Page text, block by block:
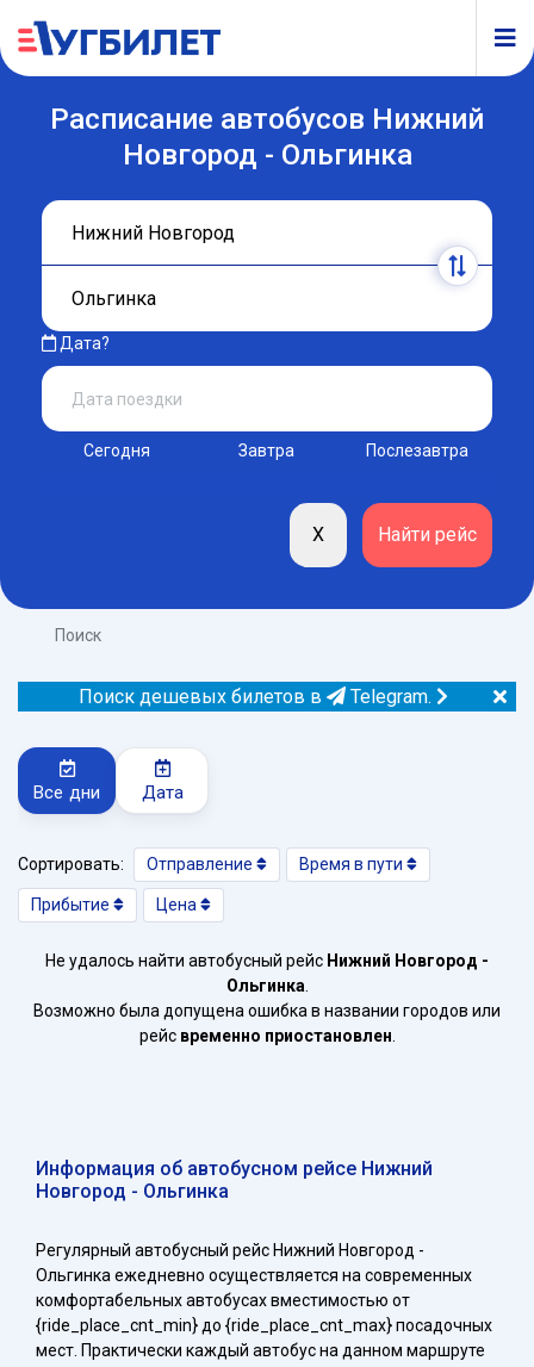
Расписание автобусов Нижний
Новгород - Ольгинка
Дата?
Сегодня Завтра Послезавтра
Поиск
Поиск дешевых билетов в Telegram.
Все дни Дата
Сортировать: Отправление Время в пути
Прибытие Цена
Не удалось найти автобусный рейс Нижний Новгород -
Ольгинка
Возможно была допущена ошибка в названии городов или
рейс временно приостановлен
Информация об автобусном рейсе Нижний
Новгород - Ольгинка
Регулярный автобусный рейс Нижний Новгород -
Ольгинка ежедневно осуществляется на современных
комфортабельных автобусах вместимостью от
{ride_place_cnt_min} до {ride_place_cnt_max} посадочных
мест. Практически каждый автобус на данном маршруте